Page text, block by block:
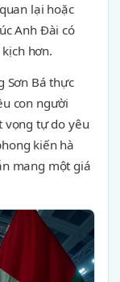
lại hoặc
Anh Đài có
hơn.
Sơn Bá thực
con người
vọng tự do yêu
kiến hà
mang một giá